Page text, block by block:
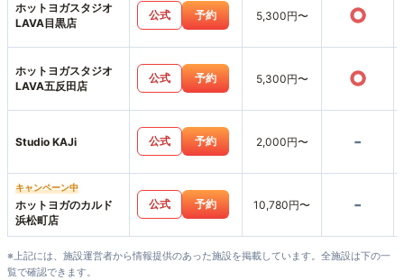
ホットヨガスタジオ
LAVA目黒店
公式 予約 5,300円〜 ○
ホットヨガスタジオ
LAVA五反田店
公式 予約 5,300円〜 ○
Studio KAJi 公式 予約 2,000円〜 -
キャンペーン中
ホットヨガのカルド
浜松町店
公式 予約 10,780円〜 -
※上記には、施設運営者から情報提供のあった施設を掲載しています。全施設は下の一
覧で確認できます。